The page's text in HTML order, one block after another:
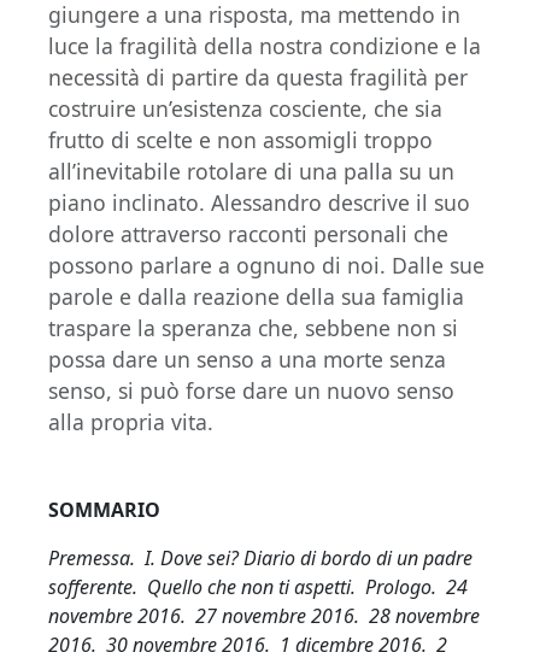
giungere a una risposta, ma mettendo in
luce la fragilità della nostra condizione e la
necessità di partire da questa fragilità per
costruire un’esistenza cosciente, che sia
frutto di scelte e non assomigli troppo
all’inevitabile rotolare di una palla su un
piano inclinato. Alessandro descrive il suo
dolore attraverso racconti personali che
possono parlare a ognuno di noi. Dalle sue
parole e dalla reazione della sua famiglia
traspare la speranza che, sebbene non si
possa dare un senso a una morte senza
senso, si può forse dare un nuovo senso
alla propria vita.
SOMMARIO
Premessa. I. Dove sei? Diario di bordo di un padre
sofferente. Quello che non ti aspetti. Prologo. 24
novembre 2016. 27 novembre 2016. 28 novembre
2016. 30 novembre 2016. 1 dicembre 2016. 2